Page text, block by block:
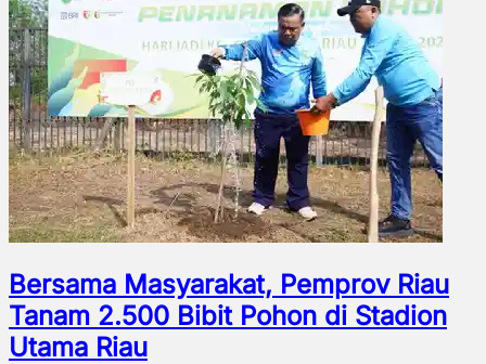
Bersama Masyarakat, Pemprov Riau
Tanam 2.500 Bibit Pohon di Stadion
Utama Riau